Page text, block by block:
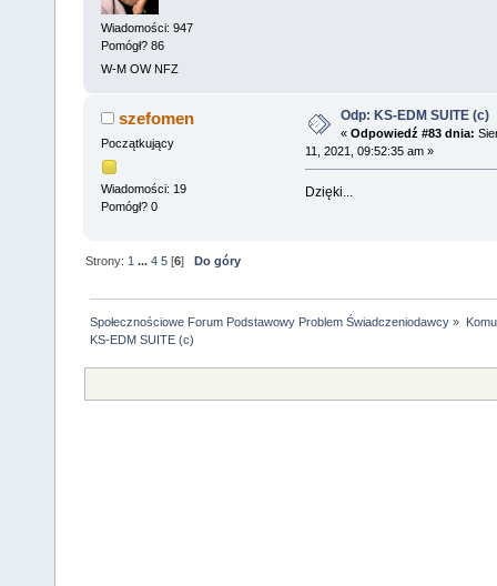
Wiadomości: 947
Pomógł? 86
W-M OW NFZ
szefomen
Początkujący
Wiadomości: 19
Pomógł? 0
Odp: KS-EDM SUITE (c)
« Odpowiedź #83 dnia:
11, 2021, 09:52:35 am »
Dzięki...
Strony: 1 ...4 5 [6]Do góry
Społecznościowe Forum Podstawowy Problem Świadczeniodawcy »
KS-EDM SUITE (c)